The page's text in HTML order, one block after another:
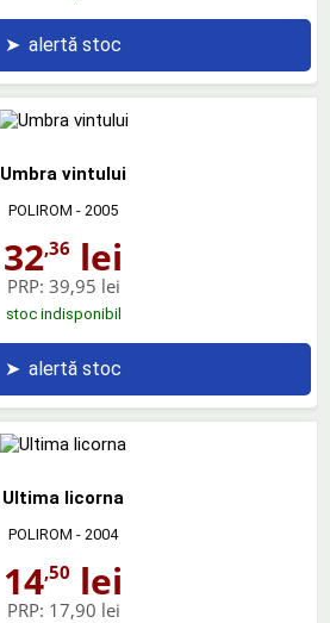
➤ alertă stoc
Umbra vintului
POLIROM - 2005
32,36 lei
PRP: 39,95 lei
stoc indisponibil
➤ alertă stoc
Ultima licorna
POLIROM - 2004
14,50 lei
PRP: 17,90 lei